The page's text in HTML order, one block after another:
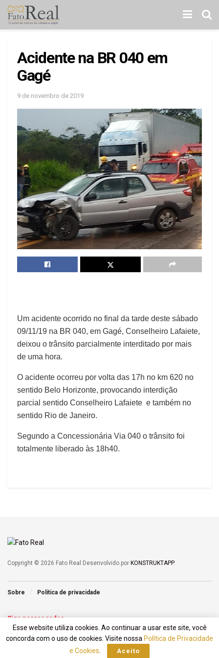
Acidente na BR 040 em
Gagé
9 de novembro de 2019
Um acidente ocorrido no final da tarde deste sábado
09/11/19 na BR 040, em Gagé, Conselheiro Lafaiete,
deixou o trânsito parcialmente interditado por mais
de uma hora.
O acidente ocorreu por volta das 17h no km 620 no
sentido Belo Horizonte, provocando interdição
parcial sentido Conselheiro Lafaiete e também no
sentido Rio de Janeiro.
Segundo a Concessionária Via 040 o trânsito foi
totalmente liberado às 18h40.
Copyright © 2026 Fato Real Desenvolvido por KONSTRUKTAPP.
Sobre Política de privacidade
Siga nossas redes
Esse website utiliza cookies. Ao continuar a usar este site, você
concorda com o uso de cookies. Visite nossa Política de Privacidade
e Cookies
Aceito